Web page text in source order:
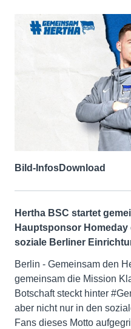
Bild-InfosDownload
Hertha BSC startet
Hauptsponsor
soziale Berliner
Berlin - Gemeinsam den
gemeinsam die Mission
Botschaft steckt hinter
aber nicht nur in den
Fans dieses Motto